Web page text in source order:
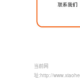
当前网
址:http://